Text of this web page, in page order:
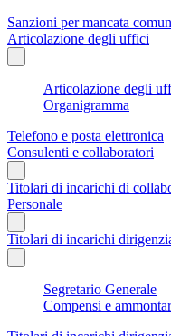
Sanzioni per mancata
Articolazione degli uffici
Articolazione degli
Organigramma
Telefono e posta elettronica
Consulenti e collaboratori
Titolari di incarichi di
Personale
Titolari di incarichi
Segretario Generale
Compensi e